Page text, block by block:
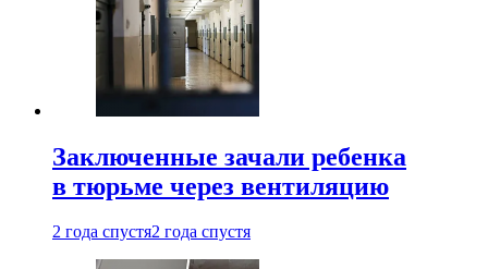
Заключенные зачали ребенка
в тюрьме через вентиляцию
2 года спустя2 года спустя